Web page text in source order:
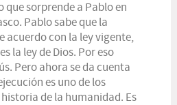
que sorprende a Pablo en
Pablo sabe que la
acuerdo con la ley vigente,
la ley de Dios. Por eso
Pero ahora se da cuenta
es uno de los
de la humanidad. Es